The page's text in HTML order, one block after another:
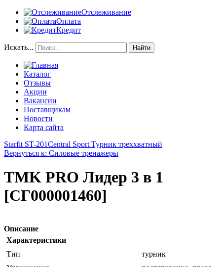
Отслеживание
Оплата
Кредит
Искать... Найти
Каталог
Отзывы
Акции
Вакансии
Поставщикам
Новости
Карта сайта
Starfit ST-201Central Sport Турник треххватный
Вернуться к: Силовые тренажеры
TMK PRO Лидер 3 в 1
[СГ000001460]
Описание
Характеристики
Тип
турник